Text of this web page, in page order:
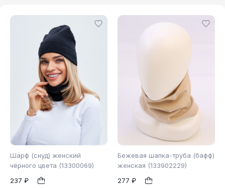
Шарф (снуд) женский
чёрного цвета (13300069)
237 ₽
б/р
Бежевая шапка-труба (бафф)
женская (133902229)
277 ₽
б/р